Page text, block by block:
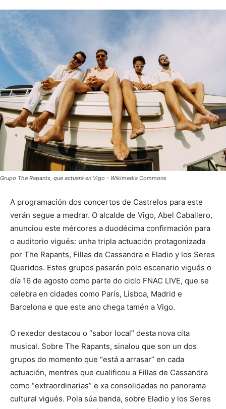
Grupo The Rapants, que actuará en Vigo - Wikimedia Commons
A programación dos concertos de Castrelos para este
verán segue a medrar. O alcalde de Vigo, Abel Caballero,
anunciou este mércores a duodécima confirmación para
o auditorio vigués: unha tripla actuación protagonizada
por The Rapants, Fillas de Cassandra e Eladio y los Seres
Queridos. Estes grupos pasarán polo escenario vigués o
día 16 de agosto como parte do ciclo FNAC LIVE, que se
celebra en cidades como París, Lisboa, Madrid e
Barcelona e que este ano chega tamén a Vigo.
O rexedor destacou o “sabor local” desta nova cita
musical. Sobre The Rapants, sinalou que son un dos
grupos do momento que “está a arrasar” en cada
actuación, mentres que cualificou a Fillas de Cassandra
como “extraordinarias” e xa consolidadas no panorama
cultural vigués. Pola súa banda, sobre Eladio y los Seres